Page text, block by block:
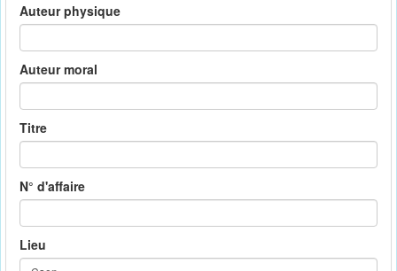
Auteur physique
Auteur moral
Titre
N° d'affaire
Lieu